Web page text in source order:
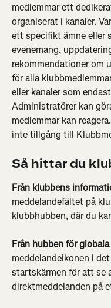
medlemmar ett
organiserat i kanaler.
ett specifikt ämne
evenemang,
rekommendationer om
för alla
eller kanaler som
Administratörer kan
medlemmar kan
inte tillgång till
Så hittar du
Från klubbens
meddelandefältet på
klubbhubben, där du
Från hubben för
meddelandeikonen i
startskärmen för att se
direktmeddelanden på